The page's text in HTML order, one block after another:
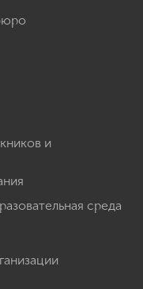
и
среда